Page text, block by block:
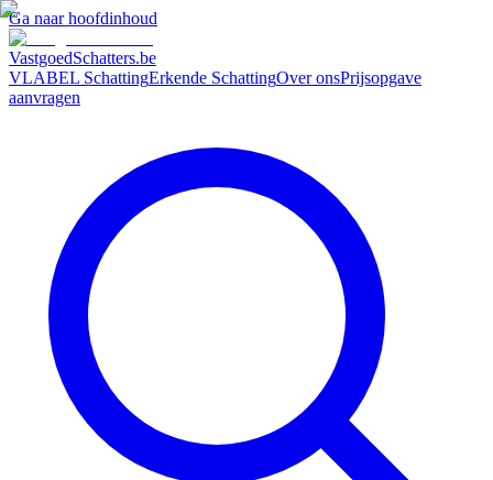
Ga naar hoofdinhoud
VastgoedSchatters.be
VLABEL SchattingErkende SchattingOver onsPrijsopgave
aanvragen